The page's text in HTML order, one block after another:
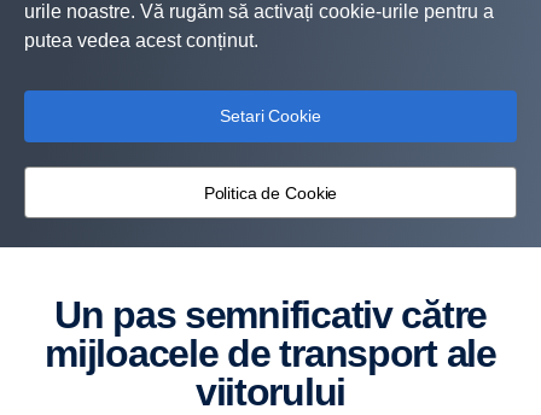
urile noastre. Vă rugăm să activați cookie-urile pentru a
putea vedea acest conținut.
Setari Cookie
Politica de Cookie
Un pas semnificativ către
mijloacele de transport ale
viitorului